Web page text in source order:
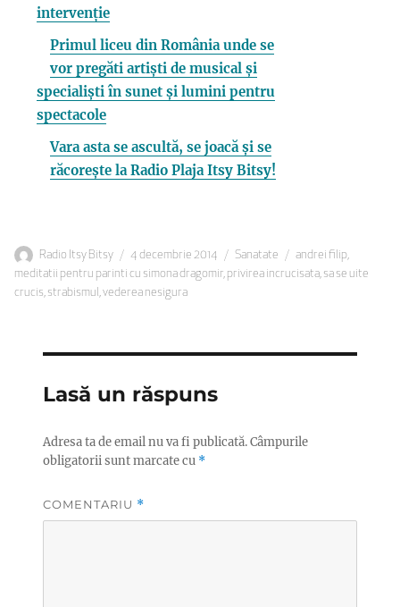
intervenție
Primul liceu din România unde se
vor pregăti artiști de musical și
specialiști în sunet și lumini pentru
spectacole
Vara asta se ascultă, se joacă și se
răcorește la Radio Plaja Itsy Bitsy!
Autor
Radio Itsy Bitsy
Publicat
pe
4 decembrie 2014 Categorii
Sanatate Etichete
andrei filip,
meditatii pentru parinti cu simona dragomir, privirea incrucisata, sa se uite
crucis, strabismul ,vederea nesigura
Lasă un răspuns
Adresa ta de email nu va fi publicată.Câmpurile
obligatorii sunt marcate cu *
COMENTARIU *